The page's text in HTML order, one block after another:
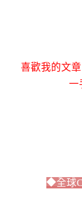
喜歡我的文
一
◆全球